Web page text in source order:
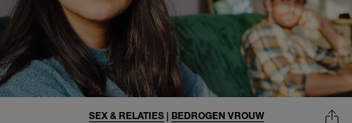
SEX & RELATIES| BEDROGEN VROUW